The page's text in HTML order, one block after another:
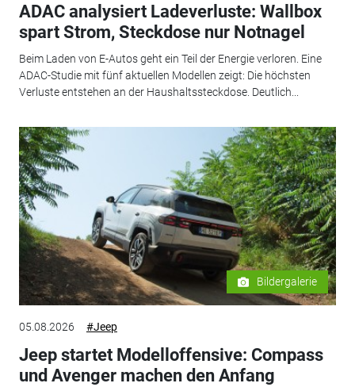
ADAC analysiert Ladeverluste: Wallbox
spart Strom, Steckdose nur Notnagel
Beim Laden von E-Autos geht ein Teil der Energie verloren. Eine
ADAC-Studie mit fünf aktuellen Modellen zeigt: Die höchsten
Verluste entstehen an der Haushaltssteckdose. Deutlich...
Bildergalerie
05.08.2026 #Jeep
Jeep startet Modelloffensive: Compass
und Avenger machen den Anfang